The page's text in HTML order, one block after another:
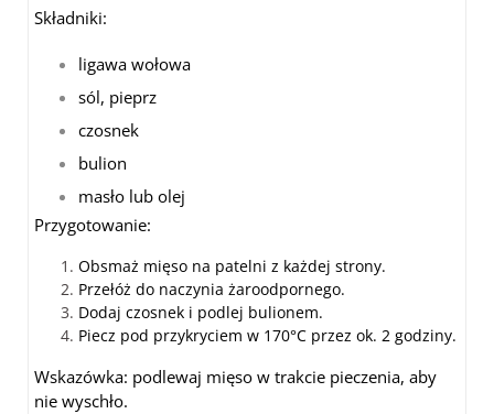
Składniki:
ligawa wołowa
sól, pieprz
czosnek
bulion
masło lub olej
Przygotowanie:
Obsmaż mięso na patelni z każdej strony.
Przełóż do naczynia żaroodpornego.
Dodaj czosnek i podlej bulionem.
Piecz pod przykryciem w 170°C przez ok. 2 godziny.
Wskazówka: podlewaj mięso w trakcie pieczenia, aby
nie wyschło.